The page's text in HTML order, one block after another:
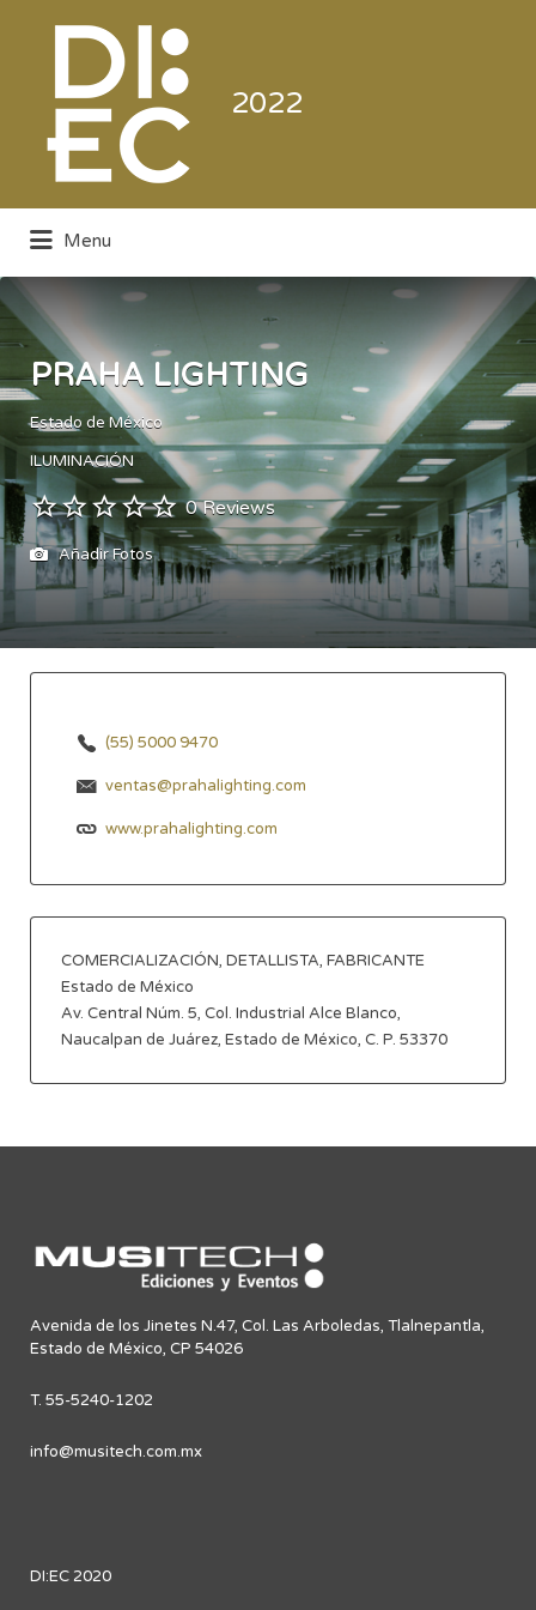
2022
Electrónica de Consumo y Comercial
Buscar
Menu
PRAHA LIGHTING
Estado de México
ILUMINACIÓN
0 Reviews
Añadir Fotos
(55) 5000 9470
ventas@prahalighting.com
www.prahalighting.com
COMERCIALIZACIÓN, DETALLISTA, FABRICANTE
Estado de México
Av. Central Núm. 5, Col. Industrial Alce Blanco,
Naucalpan de Juárez, Estado de México, C. P. 53370
Avenida de los Jinetes N.47, Col. Las Arboledas, Tlalnepantla,
Estado de México, CP 54026
T. 55-5240-1202
info@musitech.com.mx
DI:EC 2020